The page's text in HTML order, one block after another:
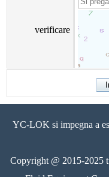
verificare
YC-LOK si impegna a
Copyright @ 2015-2025